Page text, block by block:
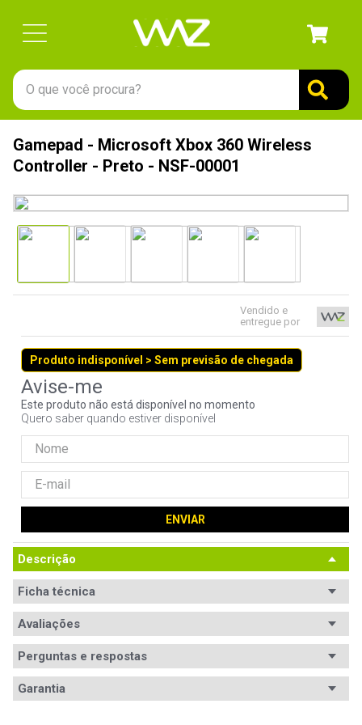
O que você procura?
Gamepad - Microsoft Xbox 360 Wireless
Controller - Preto - NSF-00001
Vendido e
entregue por
Produto indisponível > Sem previsão de chegada
Este produto não está disponível no momento
Quero saber quando estiver disponível
ENVIAR
Descrição
Ficha técnica
Ficha
Técnica
Código WAZ
98769
Controles_filtro
"Multidirecional", Botão Simples, Stick
Avaliações
Avaliações
Perguntas e respostas
Garantia
1º
gabinete
3º
ssd
teclado
6º
mouse
8º
controle
10º fractal